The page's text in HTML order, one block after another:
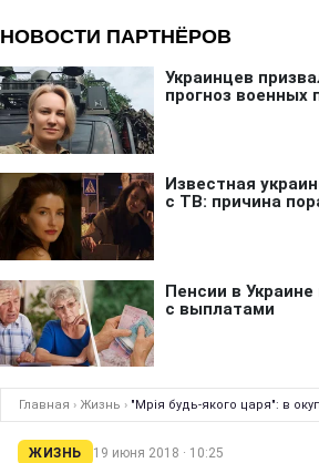
Главная › Жизнь › "Мрія будь-якого царя": в
ЖИЗНЬ 19 июня 2018 · 10:25